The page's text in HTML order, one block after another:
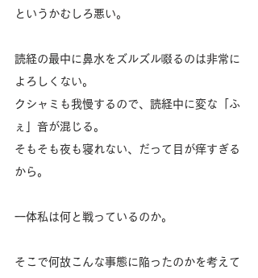
というかむしろ悪い。
読経の最中に鼻水をズルズル啜るのは非常に
よろしくない。
クシャミも我慢するので、読経中に変な「ふ
ぇ」音が混じる。
そもそも夜も寝れない、だって目が痒すぎる
から。
一体私は何と戦っているのか。
そこで何故こんな事態に陥ったのかを考えて